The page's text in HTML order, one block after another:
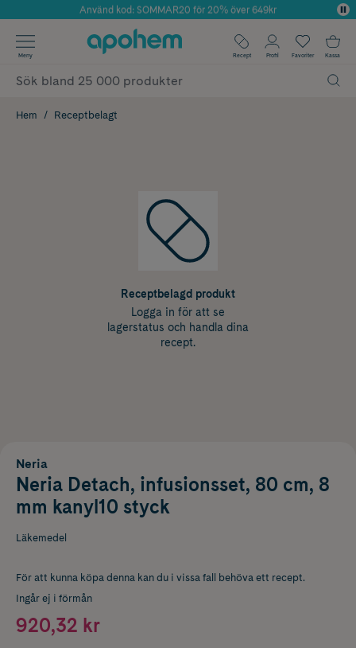
Årets Butik 2025 inom Skönhet
Använd kod: SOMMAR20 för 20% över 649kr
✓ Fri frakt
✓ Poäng på alla köp*
Meny Recept Profil Favoriter Kassa
Hem Receptbelagt
Receptbelagd produkt
Logga in för att se
lagerstatus och handla dina
recept.
Neria
Neria Detach, infusionsset, 80 cm, 8
mm kanyl10 styck
Läkemedel
För att kunna köpa denna kan du i vissa fall behöva ett recept.
Ingår ej i förmån
920,32 kr